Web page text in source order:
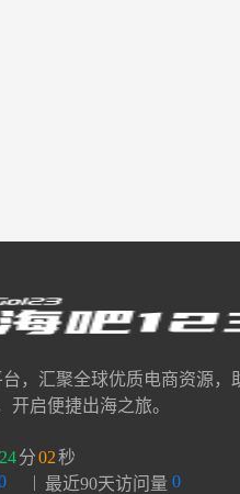
，汇聚全球优质电商资源，
启便捷出海之旅。
24分03秒
| 最近90天访问量 0